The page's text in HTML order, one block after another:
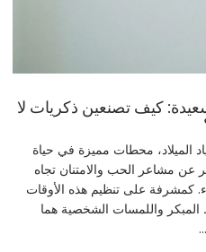
كيف تصنعين ذكريات لا
الميلاد، محطات مميزة في حياة
عن مشاعر الحب والامتنان تجاه
كمشرفة على تنظيم هذه الأوقات
واللمسات الشخصية هما